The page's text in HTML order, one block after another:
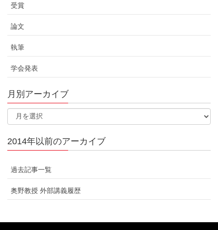
受賞
論文
執筆
学会発表
月別アーカイブ
2014年以前のアーカイブ
過去記事一覧
奥野教授 外部講義履歴